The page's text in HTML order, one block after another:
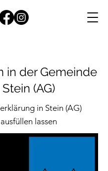
in der Gemeinde
Stein (AG)
in Stein (AG)
ausfüllen lassen